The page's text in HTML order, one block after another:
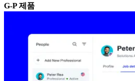
G-P 제품​​